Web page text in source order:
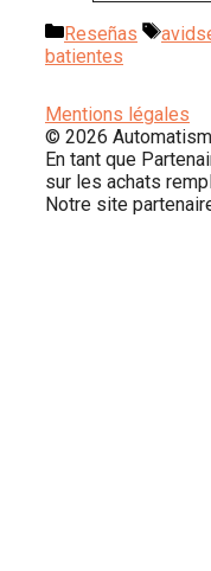
Categorías
Reseñas
batientes
Mentions légales
© 2026
En tant que
sur les achats
Notre site